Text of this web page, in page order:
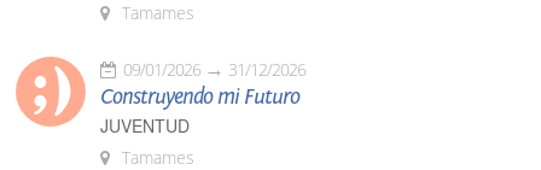
Tamames
09/01/2026 31/12/2026
Construyendo mi Futuro
JUVENTUD
Tamames